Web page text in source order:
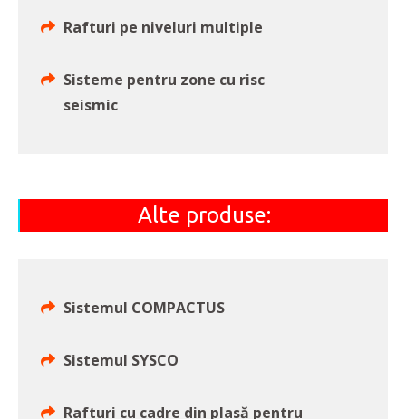
Rafturi pe niveluri multiple
Sisteme pentru zone cu risc
seismic
Alte produse:
Sistemul COMPACTUS
Sistemul SYSCO
Rafturi cu cadre din plasă pentru